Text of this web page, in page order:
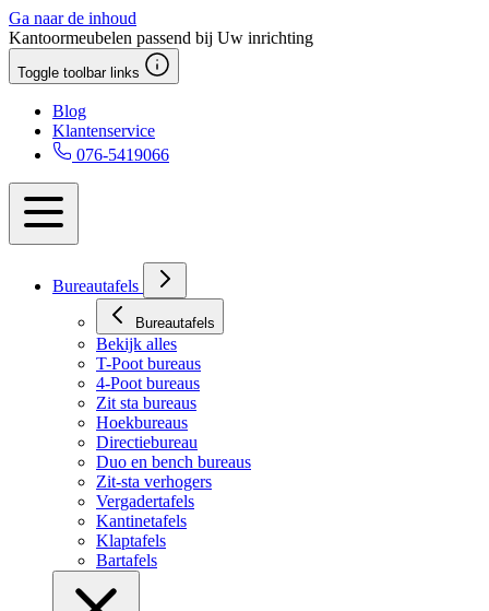
Ga naar de inhoud
Kantoormeubelen passend bij Uw inrichting
Toggle toolbar links
Blog
Klantenservice
076-5419066
Bureautafels
Bureautafels
Bekijk alles
T-Poot bureaus
4-Poot bureaus
Zit sta bureaus
Hoekbureaus
Directiebureau
Duo en bench bureaus
Zit-sta verhogers
Vergadertafels
Kantinetafels
Klaptafels
Bartafels